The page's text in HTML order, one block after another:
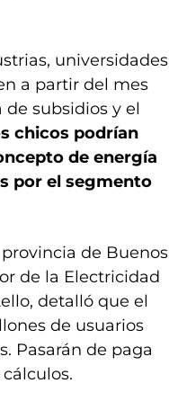
universidades
a partir del mes
subsidios y el
chicos podrían
de energía
por el segmento
de Buenos
de la Electricidad
detalló que el
de usuarios
Pasarán de paga
cálculos.